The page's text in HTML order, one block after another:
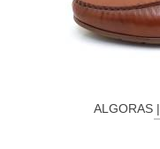
ALGORAS |